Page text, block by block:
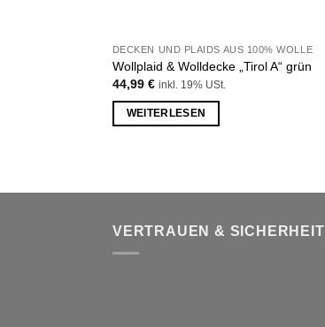
DECKEN UND PLAIDS AUS 100% WOLLE
Wollplaid & Wolldecke „Tirol A“ grün
44,99 € inkl. 19% USt.
WEITERLESEN
VERTRAUEN & SICHERHEIT